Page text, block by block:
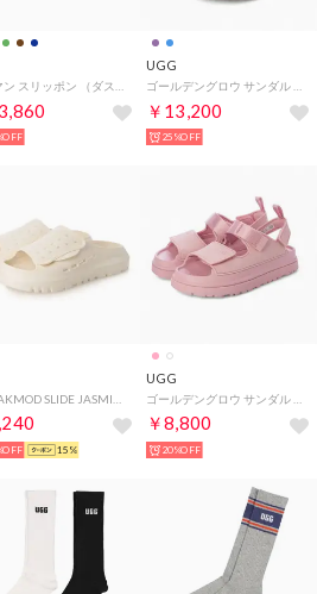
タスマン スリッポン （ダステッドココア）
UGG
ゴールデングロウ サンダル （バイフォグ）
￥13,200
25%OFF
15%
UGG
￥8,800
20%OFF